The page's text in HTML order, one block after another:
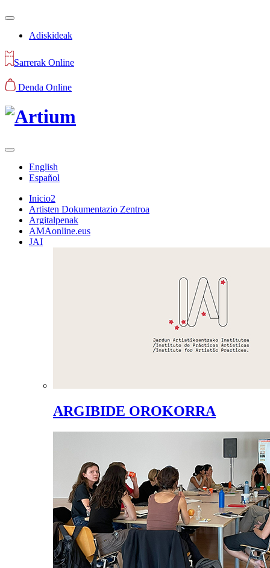
Adiskideak
Sarrerak Online
Denda Online
English
Español
Inicio2
Artisten Dokumentazio Zentroa
Argitalpenak
AMAonline.eus
JAI
ARGIBIDE OROKORRA